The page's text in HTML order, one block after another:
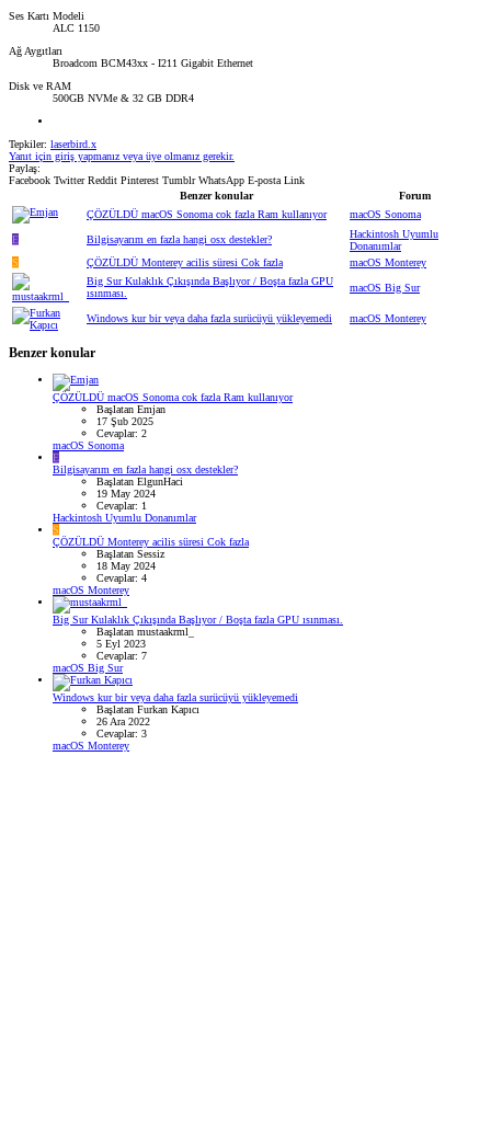
Ses Kartı Modeli
ALC 1150
Ağ Aygıtları
Broadcom BCM43xx - I211 Gigabit Ethernet
Disk ve RAM
500GB NVMe & 32 GB DDR4
Tepkiler: laserbird.x
Yanıt için giriş yapmanız veya üye olmanız gerekir.
Paylaş:
Facebook Twitter Reddit Pinterest Tumblr WhatsApp E-posta Link
Benzer konular
Forum
ÇÖZÜLDÜ macOS Sonoma cok fazla Ram kullanıyor macOS Sonoma
E Bilgisayarım en fazla hangi osx destekler?
Hackintosh Uyumlu
Donanımlar
S
ÇÖZÜLDÜ Monterey acilis süresi Cok fazla
macOS Monterey
Big Sur Kulaklık Çıkışında Başlıyor / Boşta fazla GPU
ısınması.
macOS Big Sur
Windows kur bir veya daha fazla surücüyü yükleyemedi macOS Monterey
Benzer konular
ÇÖZÜLDÜ macOS Sonoma cok fazla Ram kullanıyor
Başlatan Emjan
17 Şub 2025
Cevaplar: 2
macOS Sonoma
E
Bilgisayarım en fazla hangi osx destekler?
Başlatan ElgunHaci
19 May 2024
Cevaplar: 1
Hackintosh Uyumlu Donanımlar
S
ÇÖZÜLDÜ Monterey acilis süresi Cok fazla
Başlatan Sessiz
18 May 2024
Cevaplar: 4
macOS Monterey
Big Sur Kulaklık Çıkışında Başlıyor / Boşta fazla GPU ısınması.
Başlatan mustaakrml_
5 Eyl 2023
Cevaplar: 7
macOS Big Sur
Windows kur bir veya daha fazla surücüyü yükleyemedi
Başlatan Furkan Kapıcı
26 Ara 2022
Cevaplar: 3
macOS Monterey